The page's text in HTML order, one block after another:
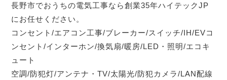
長野市でおうちの電気工事なら創業35年ハイテックJP
にお任せください。
コンセント/エアコン工事/ブレーカー/スイッチ/IH/EVコ
ンセント/インターホン/換気扇/暖房/LED・照明/エコキ
ュート
空調/防犯灯/アンテナ・TV/太陽光/防犯カメラ/LAN配線